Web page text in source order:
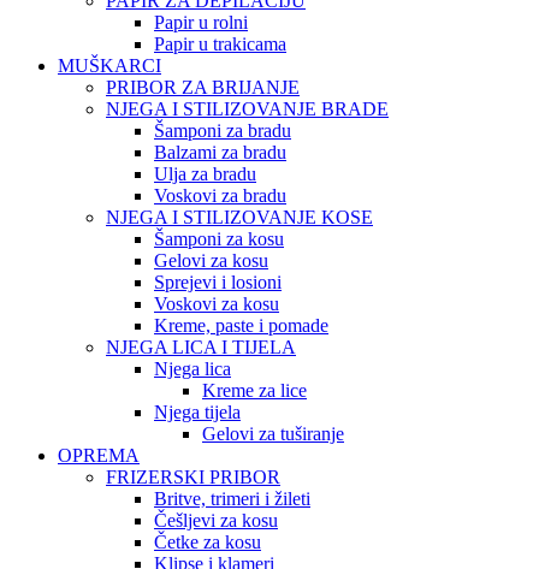
Papir u rolni
Papir u trakicama
MUŠKARCI
PRIBOR ZA BRIJANJE
NJEGA I STILIZOVANJE BRADE
Šamponi za bradu
Balzami za bradu
Ulja za bradu
Voskovi za bradu
NJEGA I STILIZOVANJE KOSE
Šamponi za kosu
Gelovi za kosu
Sprejevi i losioni
Voskovi za kosu
Kreme, paste i pomade
NJEGA LICA I TIJELA
Njega lica
Kreme za lice
Njega tijela
Gelovi za tuširanje
OPREMA
FRIZERSKI PRIBOR
Britve, trimeri i žileti
Češljevi za kosu
Četke za kosu
Klipse i klameri